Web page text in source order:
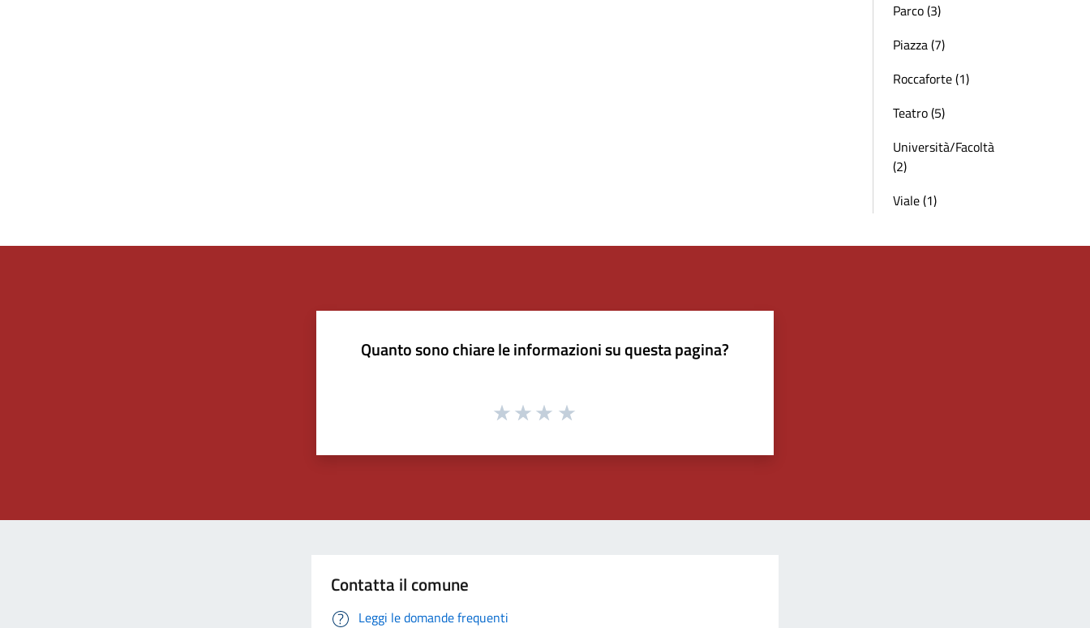
Parco (3)
Piazza (7)
Roccaforte (1)
Teatro (5)
Università/Facoltà
(2)
Viale (1)
Quanto sono chiare le informazioni su questa pagina?
Contatta il comune
Leggi le domande frequenti